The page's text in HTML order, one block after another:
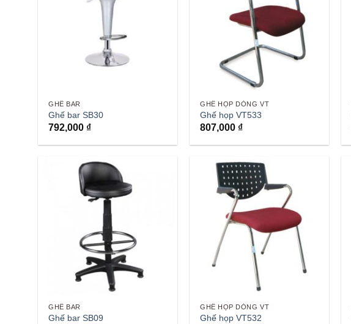
GHẾ BAR
Ghế bar SB30
792,000 ₫
GHẾ HỌP DÒNG VT
Ghế họp VT533
807,000 ₫
GHẾ BAR
Ghế bar SB09
GHẾ HỌP DÒNG VT
Ghế họp VT532